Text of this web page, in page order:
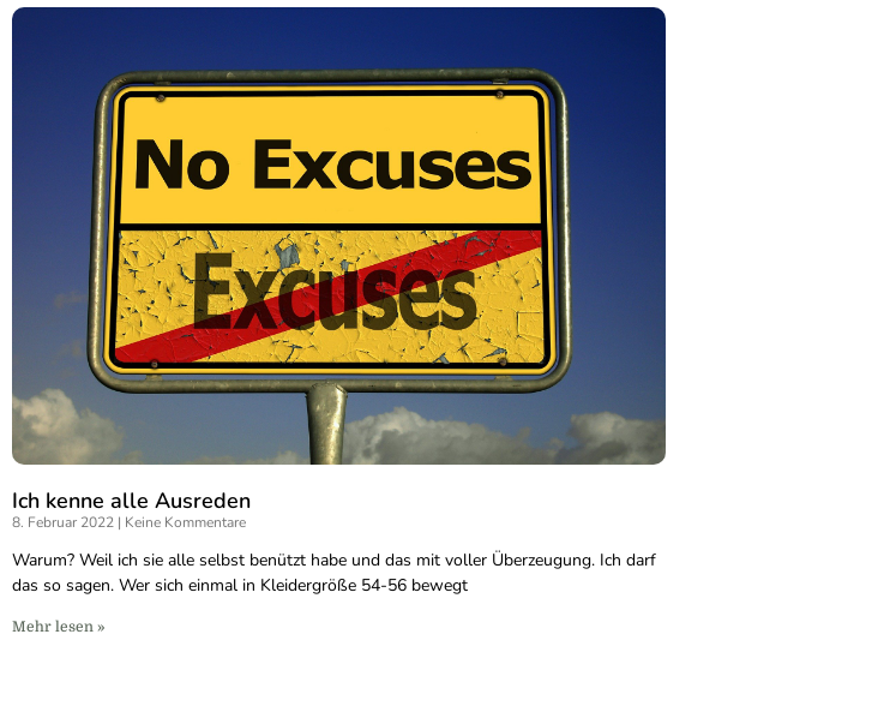
Ich kenne alle Ausreden
8. Februar 2022 Keine Kommentare
Warum? Weil ich sie alle selbst benützt habe und das mit voller Überzeugung. Ich darf
das so sagen. Wer sich einmal in Kleidergröße 54-56 bewegt
Mehr lesen »